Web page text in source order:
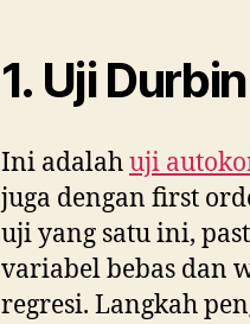
1. Uji
Ini adalahuji
juga dengan first
uji yang satu ini,
variabel bebas dan
regresi. Langkah